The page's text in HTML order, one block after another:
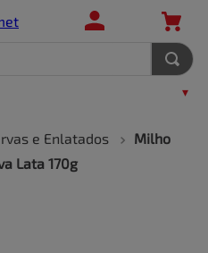
e Enlatados
Milho
Lata 170g